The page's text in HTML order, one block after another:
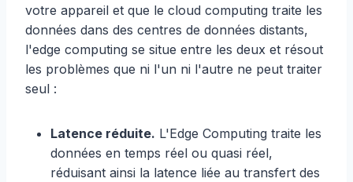
votre appareil et que le cloud computing traite les
données dans des centres de données distants,
l'edge computing se situe entre les deux et résout
les problèmes que ni l'un ni l'autre ne peut traiter
seul :
Latence réduite. L'Edge Computing traite les
données en temps réel ou quasi réel,
réduisant ainsi la latence liée au transfert des